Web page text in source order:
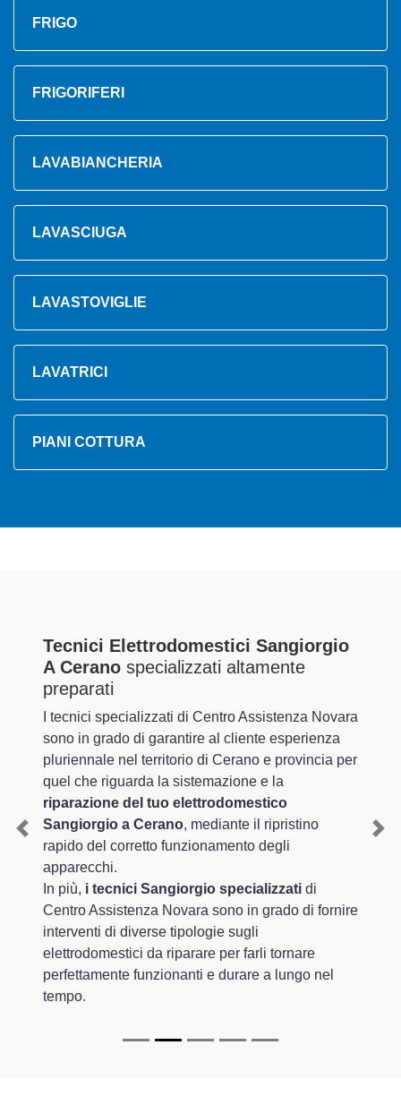
FRIGO
FRIGORIFERI
LAVABIANCHERIA
LAVASCIUGA
LAVASTOVIGLIE
LAVATRICI
PIANI COTTURA
Tecnici Elettrodomestici Sangiorgio
A Cerano specializzati altamente
preparati
I tecnici specializzati di Centro Assistenza Novara
sono in grado di garantire al cliente esperienza
pluriennale nel territorio di Cerano e provincia per
quel che riguarda la sistemazione e la
riparazione del tuo elettrodomestico
Sangiorgio a Cerano, mediante il ripristino
rapido del corretto funzionamento degli
apparecchi.
In più, i tecnici Sangiorgio specializzati di
Centro Assistenza Novara sono in grado di fornire
interventi di diverse tipologie sugli
elettrodomestici da riparare per farli tornare
perfettamente funzionanti e durare a lungo nel
tempo.
Previous